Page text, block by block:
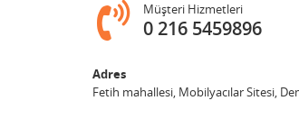
Müşteri Hizmetleri
0 216 5459896
Adres
Fetih mahallesi, Mobilyacılar Sitesi,